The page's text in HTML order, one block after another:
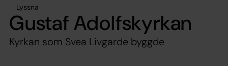
Lyssna
Gustaf Adolfskyrkan
Kyrkan som Svea Livgarde byggde